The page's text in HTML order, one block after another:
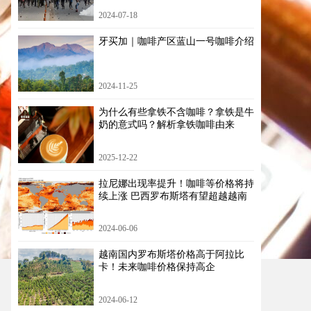
2024-07-18
牙买加｜咖啡产区蓝山一号咖啡介绍
2024-11-25
为什么有些拿铁不含咖啡？拿铁是牛
奶的意式吗？解析拿铁咖啡由来
2025-12-22
拉尼娜出现率提升！咖啡等价格将持
续上涨 巴西罗布斯塔有望超越越南
2024-06-06
越南国内罗布斯塔价格高于阿拉比
卡！未来咖啡价格保持高企
2024-06-12